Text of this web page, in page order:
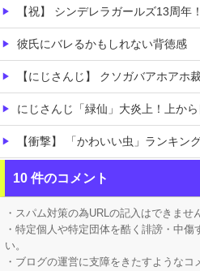
【祝】 シンデレラガールズ13周年！デレステ10周年おめでとう！ガ
彼氏にバレるかもしれない背徳感
【にじさんじ】 クソガバアホアホ
にじさんじ「緑仙」大炎上！上から目線で圧が強い返信「もうすでに歌ってる」埋
【衝撃】 「かわいい虫」ランキン
職場の人妻と不倫をして、ついに、
今iPhone 17 Pro Max買うってあり？
10 件のコメント
・スパム対策の為URLの記入はできませ
・特定個人や特定団体を酷く誹謗・中
い。
・ブログの運営に支障をきたすような